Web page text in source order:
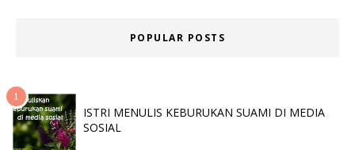
POPULAR POSTS
ISTRI MENULIS KEBURUKAN SUAMI DI MEDIA
SOSIAL